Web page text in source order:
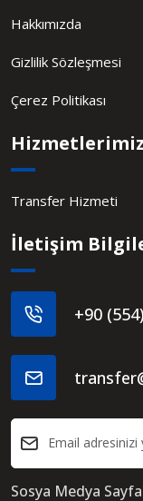
Hakkımızda
Gizlilik Sözleşmesi
Çerez Politikası
Hizmetlerimiz
Transfer Hizmeti
İletişim
+90
Sosya Medya